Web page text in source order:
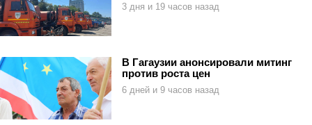
3 дня и 19 часов назад
В Гагаузии анонсировали митинг
против роста цен
6 дней и 9 часов назад